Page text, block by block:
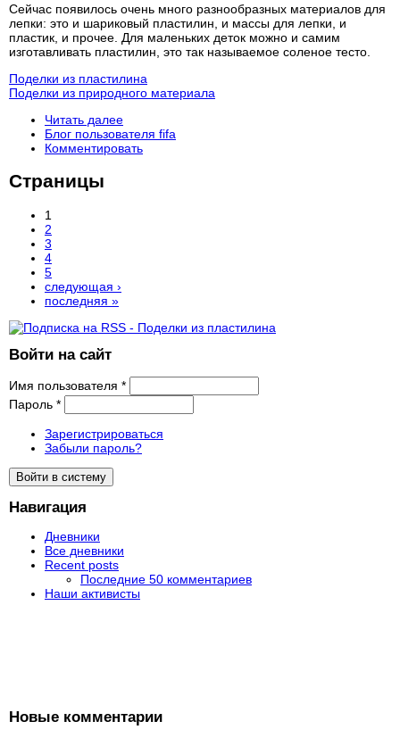
Сейчас появилось очень много разнообразных материалов для
лепки: это и шариковый пластилин, и массы для лепки, и
пластик, и прочее. Для маленьких деток можно и самим
изготавливать пластилин, это так называемое соленое тесто.
Поделки из пластилина
Поделки из природного материала
Читать далее
Блог пользователя fifa
Комментировать
Страницы
1
2
3
4
5
следующая ›
последняя »
Войти на сайт
Имя пользователя *
Пароль *
Зарегистрироваться
Забыли пароль?
Навигация
Дневники
Все дневники
Recent posts
Последние 50 комментариев
Наши активисты
Новые комментарии